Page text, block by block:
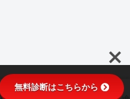
7日間無料メール ご予約・お問い合
無料診断はこちらから